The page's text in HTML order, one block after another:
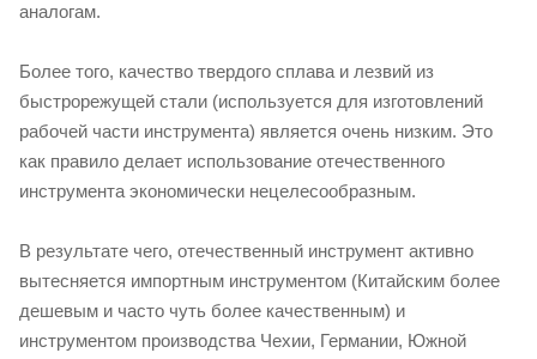
аналогам.
Более того, качество твердого сплава и лезвий из
быстрорежущей стали (используется для изготовлений
рабочей части инструмента) является очень низким. Это
как правило делает использование отечественного
инструмента экономически нецелесообразным.
В результате чего, отечественный инструмент активно
вытесняется импортным инструментом (Китайским более
дешевым и часто чуть более качественным) и
инструментом производства Чехии, Германии, Южной